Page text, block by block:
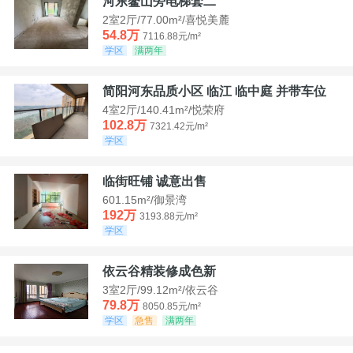
2室2厅/77.00m²/喜悦美麓
54.8万 7116.88元/m²
学区
满两年
简阳河东品质小区 临江 临中庭 并带车位
4室2厅/140.41m²/悦荣府
102.8万 7321.42元/m²
学区
临街旺铺 诚意出售
601.15m²/御景湾
192万 3193.88元/m²
学区
依云谷精装修成色新
3室2厅/99.12m²/依云谷
79.8万 8050.85元/m²
学区
急售 满两年